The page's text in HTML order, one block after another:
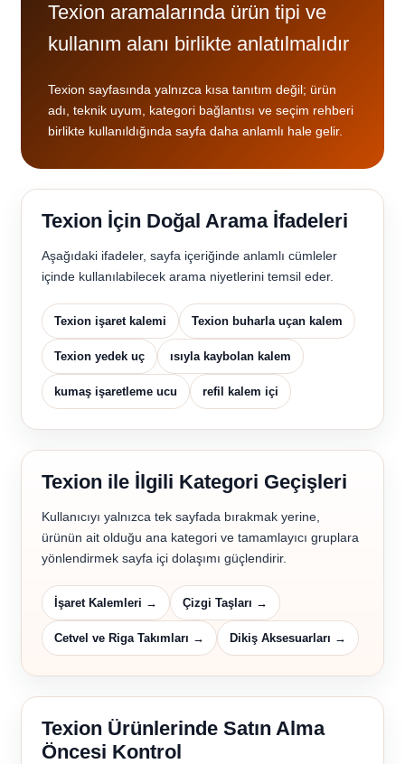
Texion aramalarında ürün tipi ve
kullanım alanı birlikte anlatılmalıdır
Texion sayfasında yalnızca kısa tanıtım değil; ürün
adı, teknik uyum, kategori bağlantısı ve seçim rehberi
birlikte kullanıldığında sayfa daha anlamlı hale gelir.
Texion İçin Doğal Arama İfadeleri
Aşağıdaki ifadeler, sayfa içeriğinde anlamlı cümleler
içinde kullanılabilecek arama niyetlerini temsil eder.
Texion işaret kalemi Texion buharla uçan kalem
Texion yedek uç ısıyla kaybolan kalem
kumaş işaretleme ucu refil kalem içi
Texion ile İlgili Kategori Geçişleri
Kullanıcıyı yalnızca tek sayfada bırakmak yerine,
ürünün ait olduğu ana kategori ve tamamlayıcı gruplara
yönlendirmek sayfa içi dolaşımı güçlendirir.
İşaret Kalemleri → Çizgi Taşları →
Cetvel ve Riga Takımları → Dikiş Aksesuarları →
Texion Ürünlerinde Satın Alma
Öncesi Kontrol